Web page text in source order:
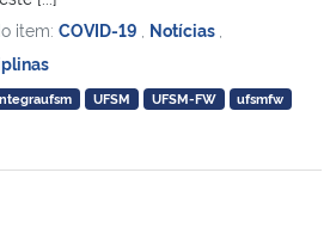
item: COVID-19 Notícias
UFSM UFSM-FW ufsmfw